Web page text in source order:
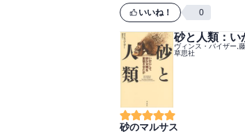
いいね！ 0
砂と人類：い
ヴィンス・バイザー,
草思社
砂のマルサス